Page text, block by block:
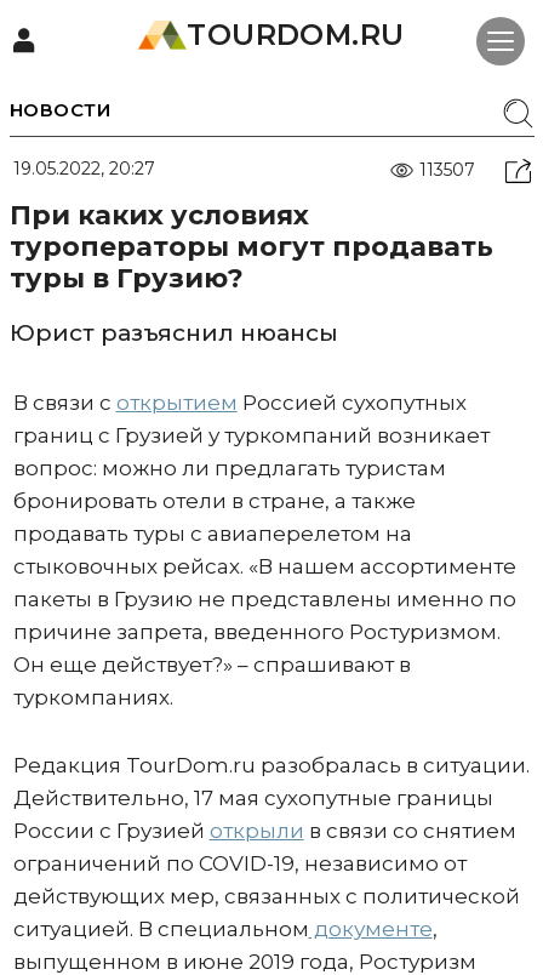
TOURDOM.RU
НОВОСТИ
19.05.2022, 20:27 113507
При каких условиях
туроператоры могут продавать
туры в Грузию?
Юрист разъяснил нюансы
В связи с открытием Россией сухопутных
границ с Грузией у туркомпаний возникает
вопрос: можно ли предлагать туристам
бронировать отели в стране, а также
продавать туры с авиаперелетом на
стыковочных рейсах. «В нашем ассортименте
пакеты в Грузию не представлены именно по
причине запрета, введенного Ростуризмом.
Он еще действует?» – спрашивают в
туркомпаниях.
Редакция TourDom.ru разобралась в ситуации.
Действительно, 17 мая сухопутные границы
России с Грузией открыли в связи со снятием
ограничений по COVID-19, независимо от
действующих мер, связанных с политической
ситуацией. В специальном документе,
выпущенном в июне 2019 года, Ростуризм